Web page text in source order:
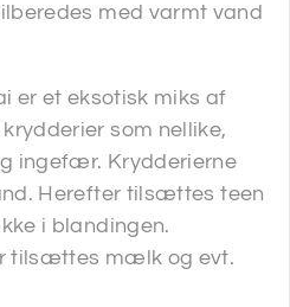
med varmt vand
er et eksotisk miks af
som nellike,
ingefær. Krydderierne
Herefter tilsættes teen
i blandingen.
tilsættes mælk og evt.